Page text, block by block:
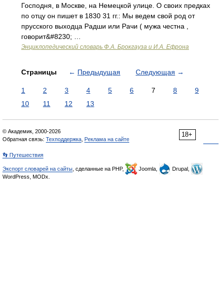
Господня, в Москве, на Немецкой улице. О своих предках
по отцу он пишет в 1830 31 гг.: Мы ведем свой род от
прусского выходца Радши или Рачи ( мужа честна ,
говорит&#8230; …
Энциклопедический словарь Ф.А. Брокгауза и И.А. Ефрона
Страницы ← Предыдущая Следующая →
1 2 3 4 5 6 7 8
9
10
11 12 13
18+
© Академик, 2000-2026
Обратная связь: Техподдержка Реклама на сайте
👣 Путешествия
Экспорт словарей на сайты , сделанные на PHP, Joomla,
Drupal,
WordPress, MODx.